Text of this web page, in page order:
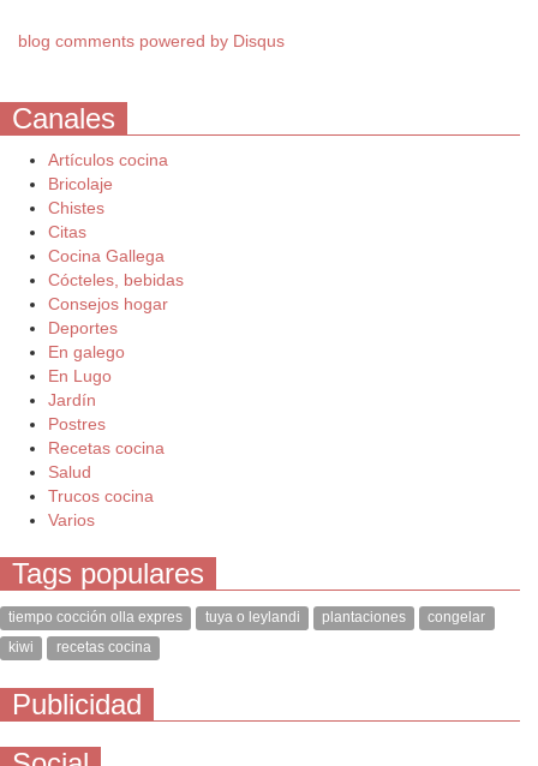
blog comments powered by Disqus
Canales
Artículos cocina
Bricolaje
Chistes
Citas
Cocina Gallega
Cócteles, bebidas
Consejos hogar
Deportes
En galego
En Lugo
Jardín
Postres
Recetas cocina
Salud
Trucos cocina
Varios
Tags populares
tiempo cocción olla expres tuya o leylandi plantaciones
congelar
kiwi
recetas cocina
Publicidad